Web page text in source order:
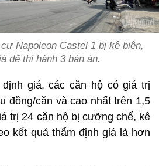
Napoleon Castel 1 bị kê biên,
để thi hành 3 bản án.
giá, các căn hộ có giá trị
đồng/căn và cao nhất trên 1,5
trị 24 căn hộ bị cưỡng chế, kê
kết quả thẩm định giá là hơn